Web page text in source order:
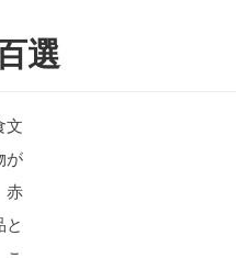
選
文
が
赤